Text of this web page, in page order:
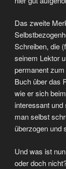
Das zweite
Schreiben, die
seinem Lektor
permanent
Buch über das
wie er sich
interessant
man selbst
überzogen und
Und was ist
oder doch